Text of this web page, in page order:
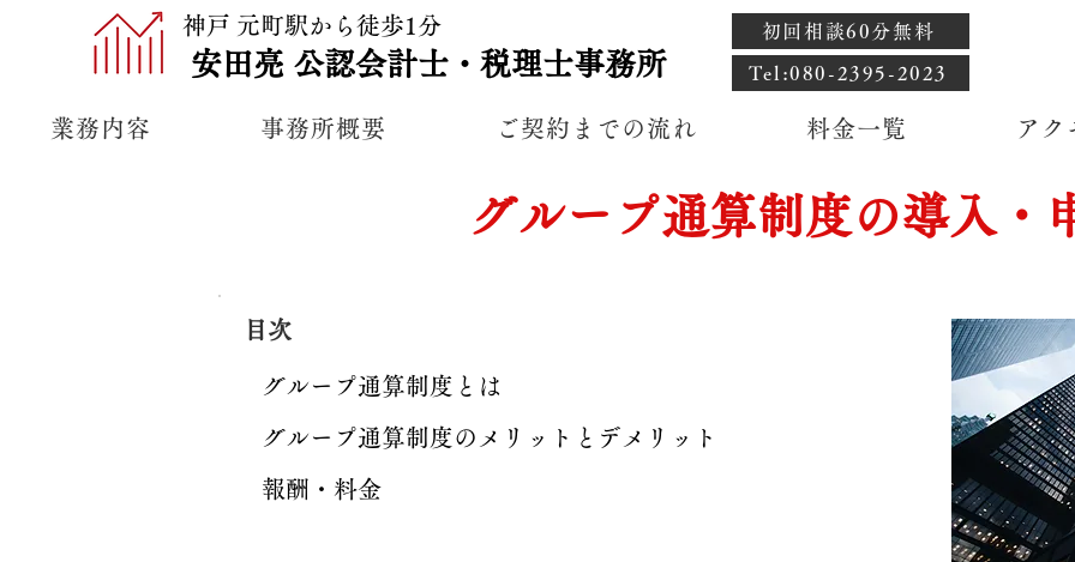
神戸 元町駅から徒歩1分
安田亮 公認会計士・税理士事務所
初回相談60分無料
​Tel:080-2395-2023
業務内容 事務所概要 ご契約までの流れ 料金一覧 アク
グループ通算制度の導入・
​目次
グループ通算制度とは
グループ通算制度のメリットとデメリット
報酬・料金